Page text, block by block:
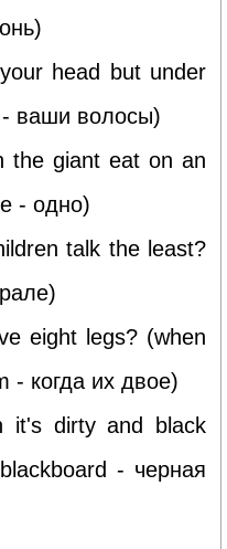
head but under
ваши волосы)
the giant eat on an
- одно)
talk the least?
eight legs? (when
- когда их двое)
it's dirty and black
- черная